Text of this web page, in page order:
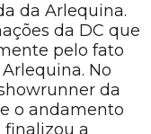
da Arlequina.
da DC que
pelo fato
No
da
o andamento
finalizou a